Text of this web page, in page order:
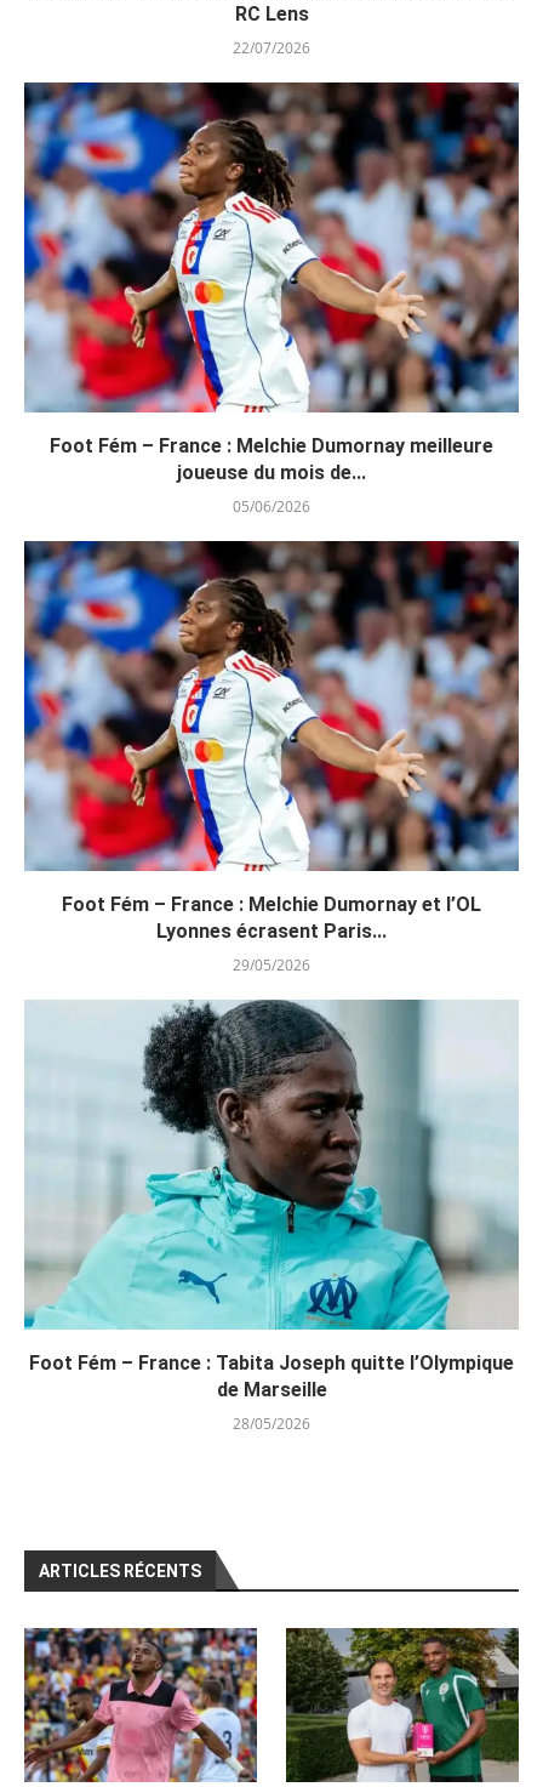
RC Lens
22/07/2026
Foot Fém – France : Melchie Dumornay meilleure
joueuse du mois de...
05/06/2026
Foot Fém – France : Melchie Dumornay et l’OL
Lyonnes écrasent Paris...
29/05/2026
Foot Fém – France : Tabita Joseph quitte l’Olympique
de Marseille
28/05/2026
ARTICLES RÉCENTS